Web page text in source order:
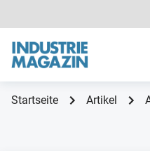
Startseite Artikel